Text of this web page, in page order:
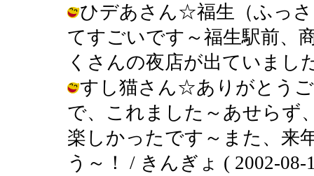
ひデあさん☆福生（ふっ
てすごいです～福生駅前、
くさんの夜店が出ていまし
すし猫さん☆ありがとう
で、これました～あせら
楽しかったです～また、
う～！ / きんぎょ ( 2002-08-